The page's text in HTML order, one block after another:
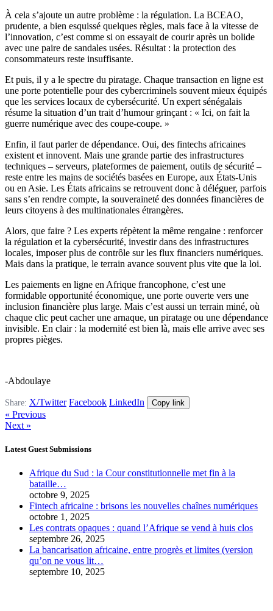
À cela s’ajoute un autre problème : la régulation. La BCEAO,
prudente, a bien esquissé quelques règles, mais face à la vitesse de
l’innovation, c’est comme si on essayait de courir après un bolide
avec une paire de sandales usées. Résultat : la protection des
consommateurs reste insuffisante.
Et puis, il y a le spectre du piratage. Chaque transaction en ligne est
une porte potentielle pour des cybercriminels souvent mieux équipés
que les services locaux de cybersécurité. Un expert sénégalais
résume la situation d’un trait d’humour grinçant : « Ici, on fait la
guerre numérique avec des coupe-coupe. »
Enfin, il faut parler de dépendance. Oui, des fintechs africaines
existent et innovent. Mais une grande partie des infrastructures
techniques – serveurs, plateformes de paiement, outils de sécurité –
reste entre les mains de sociétés basées en Europe, aux États-Unis
ou en Asie. Les États africains se retrouvent donc à déléguer, parfois
sans s’en rendre compte, la souveraineté des données financières de
leurs citoyens à des multinationales étrangères.
Alors, que faire ? Les experts répètent la même rengaine : renforcer
la régulation et la cybersécurité, investir dans des infrastructures
locales, imposer plus de contrôle sur les flux financiers numériques.
Mais dans la pratique, le terrain avance souvent plus vite que la loi.
Les paiements en ligne en Afrique francophone, c’est une
formidable opportunité économique, une porte ouverte vers une
inclusion financière plus large. Mais c’est aussi un terrain miné, où
chaque clic peut cacher une arnaque, un piratage ou une dépendance
invisible. En clair : la modernité est bien là, mais elle arrive avec ses
propres pièges.
-Abdoulaye
Share: X/Twitter Facebook LinkedIn Copy link
« Previous
Next »
Latest Guest Submissions
Afrique du Sud : la Cour constitutionnelle met fin à la
bataille…
octobre 9, 2025
Fintech africaine : brisons les nouvelles chaînes numériques
octobre 1, 2025
Les contrats opaques : quand l’Afrique se vend à huis clos
septembre 26, 2025
La bancarisation africaine, entre progrès et limites (version
qu’on ne vous lit…
septembre 10, 2025